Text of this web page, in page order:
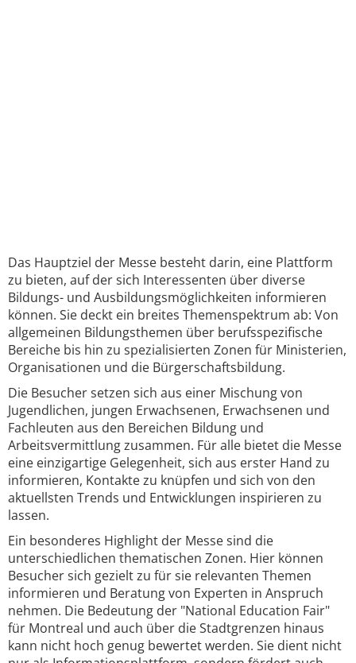
Das Hauptziel der Messe besteht darin, eine Plattform
zu bieten, auf der sich Interessenten über diverse
Bildungs- und Ausbildungsmöglichkeiten informieren
können. Sie deckt ein breites Themenspektrum ab: Von
allgemeinen Bildungsthemen über berufsspezifische
Bereiche bis hin zu spezialisierten Zonen für Ministerien,
Organisationen und die Bürgerschaftsbildung.
Die Besucher setzen sich aus einer Mischung von
Jugendlichen, jungen Erwachsenen, Erwachsenen und
Fachleuten aus den Bereichen Bildung und
Arbeitsvermittlung zusammen. Für alle bietet die Messe
eine einzigartige Gelegenheit, sich aus erster Hand zu
informieren, Kontakte zu knüpfen und sich von den
aktuellsten Trends und Entwicklungen inspirieren zu
lassen.
Ein besonderes Highlight der Messe sind die
unterschiedlichen thematischen Zonen. Hier können
Besucher sich gezielt zu für sie relevanten Themen
informieren und Beratung von Experten in Anspruch
nehmen. Die Bedeutung der "National Education Fair"
für Montreal und auch über die Stadtgrenzen hinaus
kann nicht hoch genug bewertet werden. Sie dient nicht